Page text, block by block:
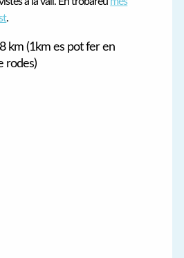
.
km (1km es pot fer en
rodes)